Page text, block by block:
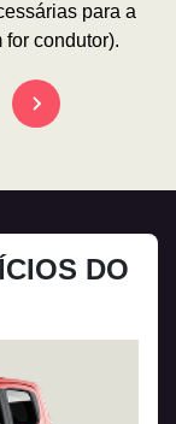
para a
condutor).
DO